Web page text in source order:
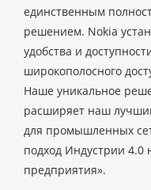
единственным
решением. Nokia
удобства и
широкополосного
Наше уникальное
расширяет наш
для промышленных
подход Индустрии
предприятия».